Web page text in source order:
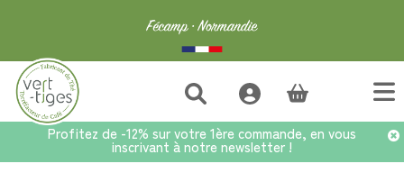
Profitez de -12% sur votre 1ère commande, en vous
inscrivant à notre newsletter !
Café au kilo > Café Honduras SHG BIO - Sac 1kg